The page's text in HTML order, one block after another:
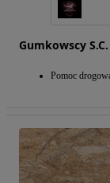
Gumkowscy
Pomoc